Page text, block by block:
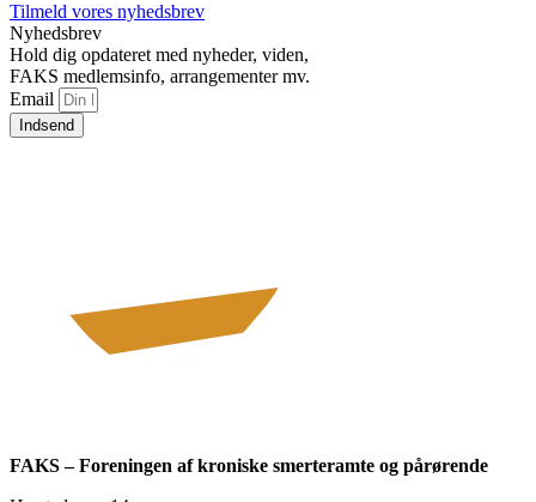
Tilmeld vores nyhedsbrev
Nyhedsbrev
Hold dig opdateret med nyheder, viden,
FAKS medlemsinfo, arrangementer mv.
Email
Indsend
FAKS – Foreningen af kroniske smerteramte og pårørende